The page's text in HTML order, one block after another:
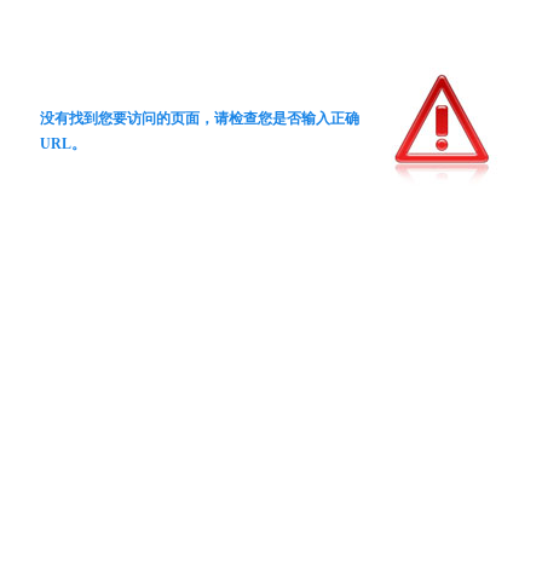
没有找到您要访问的页面，请检查您是否输入正确
URL。